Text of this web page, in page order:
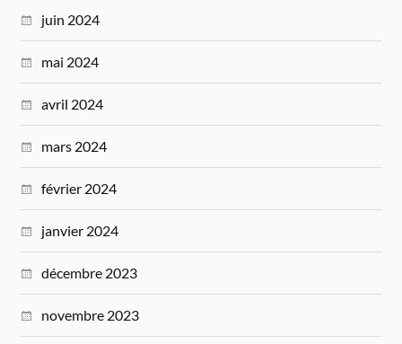
juin 2024
mai 2024
avril 2024
mars 2024
février 2024
janvier 2024
décembre 2023
novembre 2023